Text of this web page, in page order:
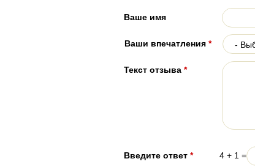
Ваше имя
Ваши впечатления *
Текст отзыва *
Введите ответ * 4 + 1 =